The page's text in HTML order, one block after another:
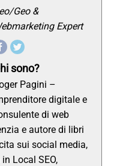
Geo &
Expert
sono?
Pagini –
digitale e
di web
e autore di libri
sui social media,
Local SEO,